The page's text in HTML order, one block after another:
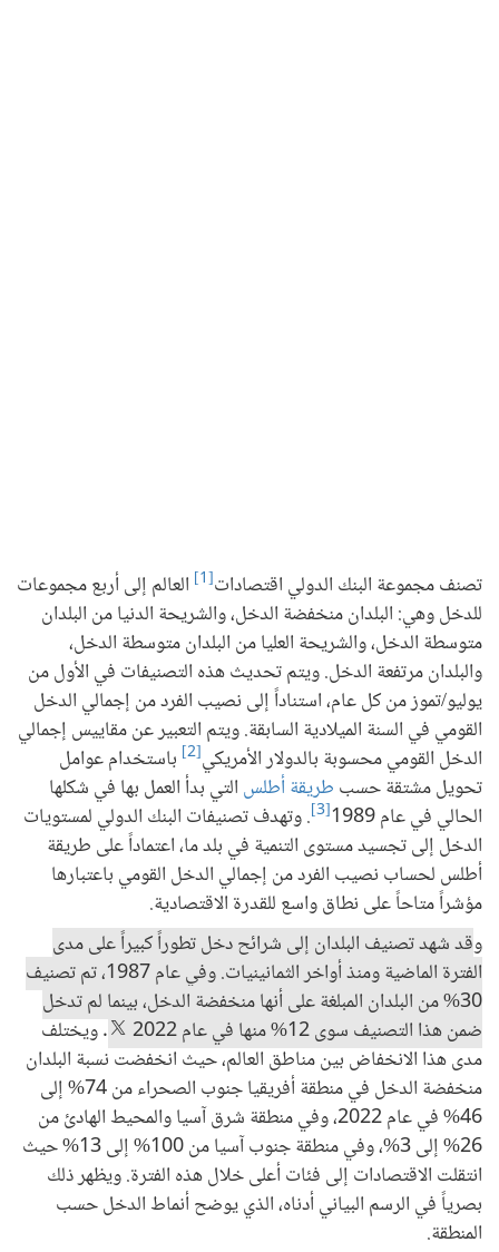
تصنف مجموعة البنك الدولي اقتصادات[1]
العالم إلى أربع مجموعات
للدخل وهي: البلدان منخفضة الدخل، والشريحة الدنيا من البلدان
متوسطة الدخل، والشريحة العليا من البلدان متوسطة الدخل،
والبلدان مرتفعة الدخل. ويتم تحديث هذه التصنيفات في الأول من
يوليو/تموز من كل عام، استناداً إلى نصيب الفرد من إجمالي الدخل
القومي في السنة الميلادية السابقة. ويتم التعبير عن مقاييس إجمالي
الدخل القومي محسوبة بالدولار الأمريكي[2]
باستخدام عوامل
تحويل مشتقة حسب طريقة أطلس التي بدأ العمل بها في شكلها
الحالي في عام 1989
[3]
. وتهدف تصنيفات البنك الدولي لمستويات
الدخل إلى تجسيد مستوى التنمية في بلد ما، اعتماداً على طريقة
أطلس لحساب نصيب الفرد من إجمالي الدخل القومي باعتبارها
مؤشراً متاحاً على نطاق واسع للقدرة الاقتصادية.
وقد شهد تصنيف البلدان إلى شرائح دخل تطوراً كبيراً على مدى
الفترة الماضية ومنذ أواخر الثمانينيات. وفي عام 1987، تم تصنيف
30% من البلدان المبلغة على أنها منخفضة الدخل، بينما لم تدخل
ضمن هذا التصنيف سوى 12% منها في عام 2022
. ويختلف
مدى هذا الانخفاض بين مناطق العالم، حيث انخفضت نسبة البلدان
منخفضة الدخل في منطقة أفريقيا جنوب الصحراء من 74% إلى
46% في عام 2022، وفي منطقة شرق آسيا والمحيط الهادئ من
26% إلى 3%، وفي منطقة جنوب آسيا من 100% إلى 13% حيث
انتقلت الاقتصادات إلى فئات أعلى خلال هذه الفترة. ويظهر ذلك
بصرياً في الرسم البياني أدناه، الذي يوضح أنماط الدخل حسب
المنطقة.